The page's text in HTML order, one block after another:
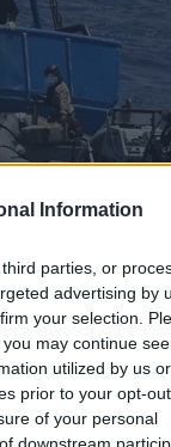
Information
parties, or
advertising by
your selection.
may continue
utilized by us or
prior to your opt-
of your personal
Europy.
służby
ilość tego
pływających